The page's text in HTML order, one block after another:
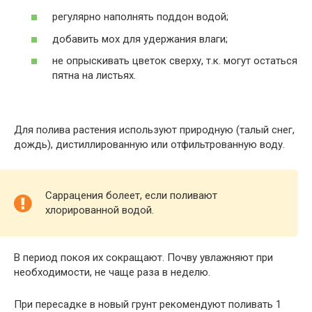
регулярно наполнять поддон водой;
добавить мох для удержания влаги;
не опрыскивать цветок сверху, т.к. могут остаться
пятна на листьях.
Для полива растения используют природную (талый снег,
дождь), дистиллированную или отфильтрованную воду.
Саррацения болеет, если поливают
хлорированной водой.
В период покоя их сокращают. Почву увлажняют при
необходимости, не чаще раза в неделю.
При пересадке в новый грунт рекомендуют поливать 1